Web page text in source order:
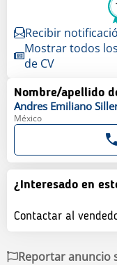
Recibir
Mostrar todos
de CV
Nombre/apellido
Andres Emiliano
México
¿Interesado en
Contactar al
Reportar anuncio